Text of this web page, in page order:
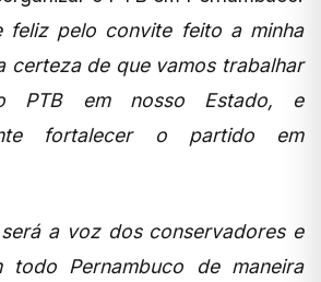
feliz pelo convite feito a minha
certeza de que vamos trabalhar
PTB em nosso Estado, e
fortalecer o partido em
a voz dos conservadores e
todo Pernambuco de maneira